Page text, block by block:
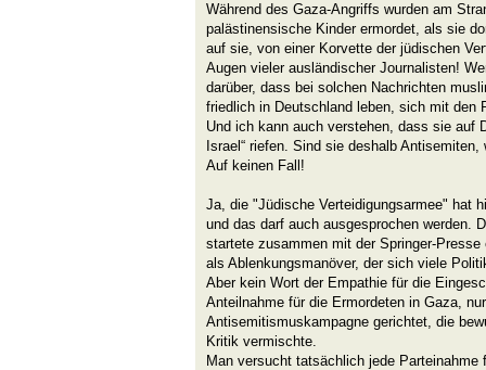
Während des Gaza-Angriffs wurden am
palästinensische Kinder ermordet, als sie
auf sie, von einer Korvette der jüdischen
Augen vieler ausländischer Journalisten!
darüber, dass bei solchen Nachrichten
friedlich in Deutschland leben, sich mit den
Und ich kann auch verstehen, dass sie auf
Israel“ riefen. Sind sie deshalb
Auf keinen Fall!
Ja, die "Jüdische Verteidigungsarmee" hat
und das darf auch ausgesprochen werden.
startete zusammen mit der Springer-
als Ablenkungsmanöver, der sich viele
Aber kein Wort der Empathie für die
Anteilnahme für die Ermordeten in Gaza,
Antisemitismuskampagne gerichtet, die
Kritik vermischte.
Man versucht tatsächlich jede